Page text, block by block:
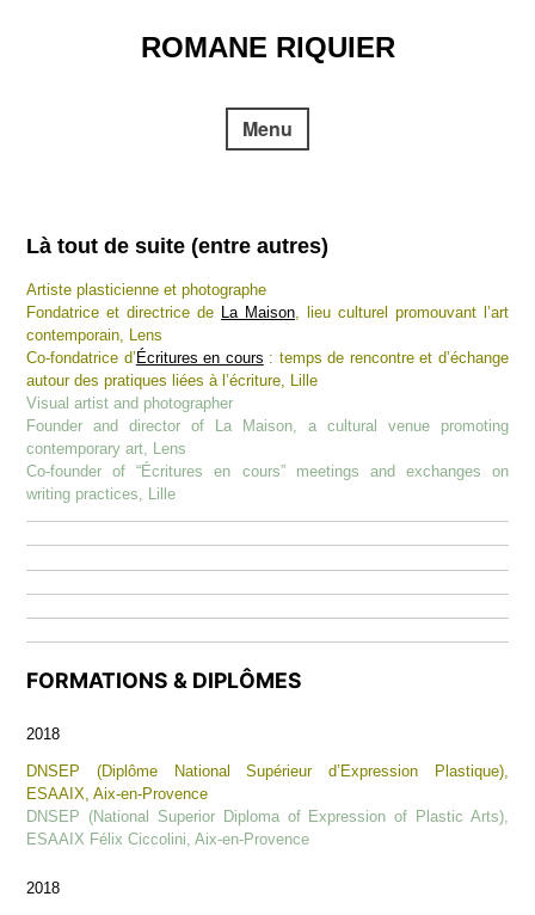
ROMANE RIQUIER
Menu
Là tout de suite(entre autres)
Artiste plasticienne et photographe
Fondatrice et directrice de La Maison, lieu culturel promouvant l’art
contemporain, Lens
Co-fondatrice d’ Écritures en cours : temps de rencontre et d’échange
autour des pratiques liées à l’écriture, Lille
Visual artist and photographer
Founder and director of La Maison, a cultural venue promoting
contemporary art, Lens
Co-founder of “Écritures en cours” meetings and exchanges on
writing practices, Lille
FORMATIONS & DIPLÔMES
2018
DNSEP (Diplôme National Supérieur d’Expression Plastique),
ESAAIX, Aix-en-Provence
DNSEP (National Superior Diploma of Expression of Plastic Arts),
ESAAIX Félix Ciccolini, Aix-en-Provence
2018